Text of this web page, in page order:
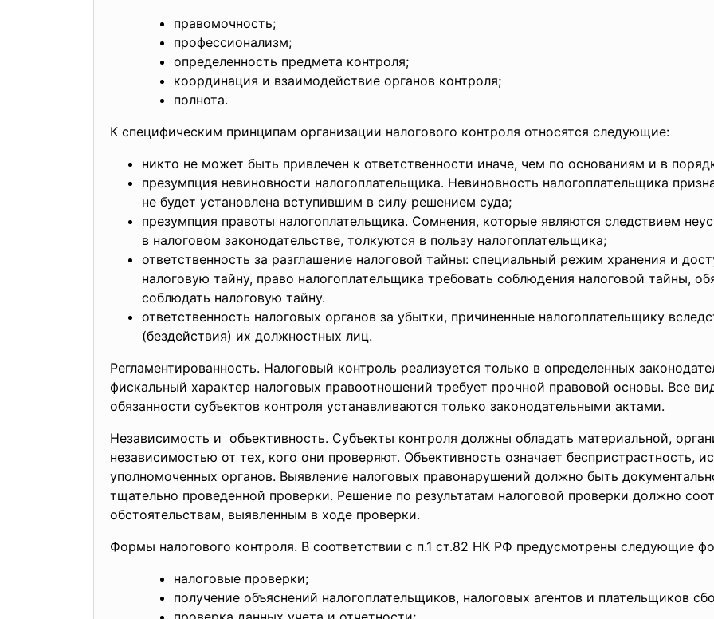
правомочность;
профессионализм;
определенность предмета контроля;
координация и взаимодействие органов контроля;
полнота.
К специфическим принципам организации налогового контроля относятся следующие:
никто не может быть привлечен к ответственности иначе, чем по основаниям и в
презумпция невиновности налогоплательщика. Невиновность налогоплательщика
не будет установлена вступившим в силу решением суда;
презумпция правоты налогоплательщика. Сомнения, которые являются следствием
в налоговом законодательстве, толкуются в пользу налогоплательщика;
ответственность за разглашение налоговой тайны: специальный режим хранения и
налоговую тайну, право налогоплательщика требовать соблюдения налоговой тайны,
соблюдать налоговую тайну.
ответственность налоговых органов за убытки, причиненные налогоплательщику
(бездействия) их должностных лиц.
Регламентированность. Налоговый контроль реализуется только в определенных
фискальный характер налоговых правоотношений требует прочной правовой основы. Все
обязанности субъектов контроля устанавливаются только законодательными актами.
Независимость и объективность. Субъекты контроля должны обладать материальной,
независимостью от тех, кого они проверяют. Объективность означает беспристрастность,
уполномоченных органов. Выявление налоговых правонарушений должно быть
тщательно проведенной проверки. Решение по результатам налоговой проверки должно
обстоятельствам, выявленным в ходе проверки.
Формы налогового контроля. В соответствии с п.1 ст.82 НК РФ предусмотрены следующие
налоговые проверки;
получение объяснений налогоплательщиков, налоговых агентов и плательщиков